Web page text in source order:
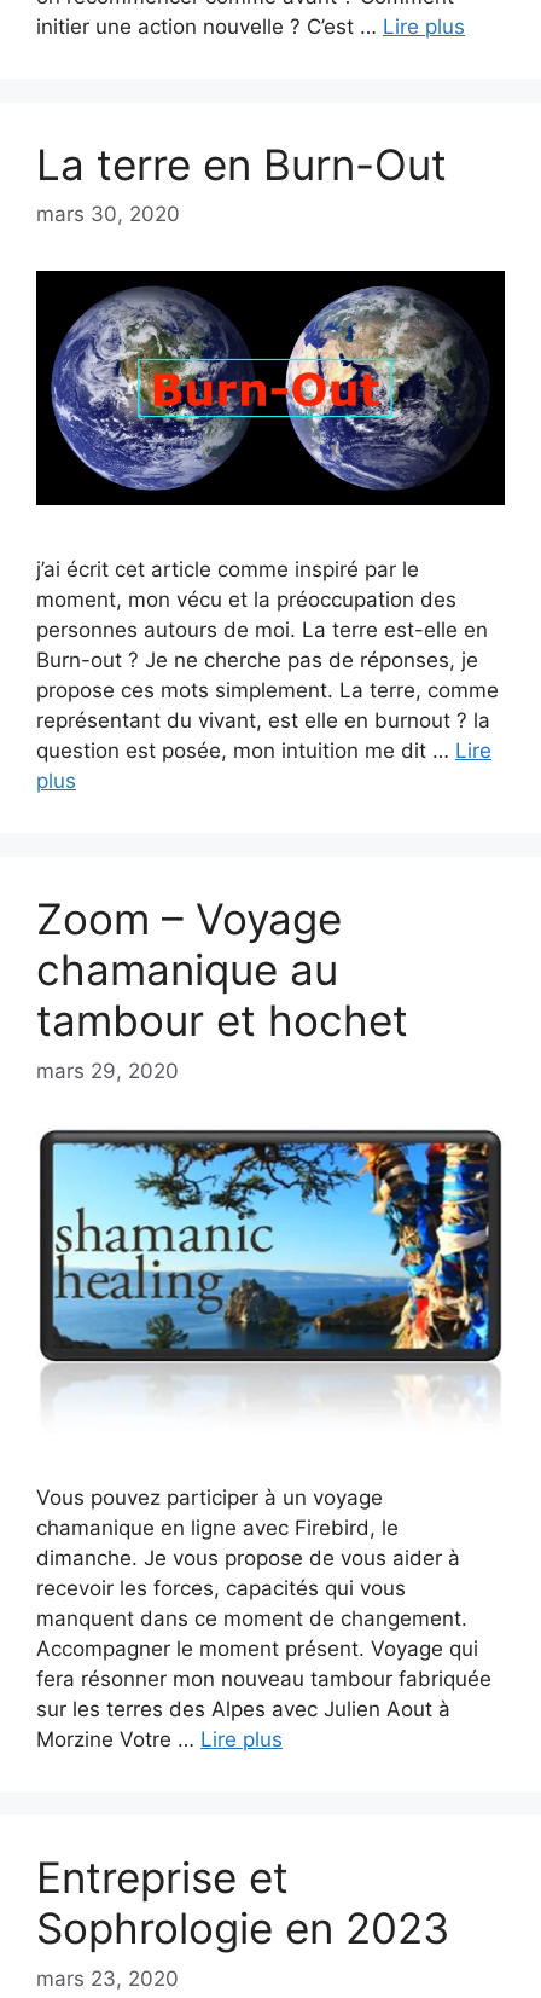
initier une action nouvelle ? C’est … Lire plus
La terre en Burn-Out
mars 30, 2020
j’ai écrit cet article comme inspiré par le
moment, mon vécu et la préoccupation des
personnes autours de moi. La terre est-elle en
Burn-out ? Je ne cherche pas de réponses, je
propose ces mots simplement. La terre, comme
représentant du vivant, est elle en burnout ? la
question est posée, mon intuition me dit … Lire
plus
Zoom – Voyage
chamanique au
tambour et hochet
mars 29, 2020
Vous pouvez participer à un voyage
chamanique en ligne avec Firebird, le
dimanche. Je vous propose de vous aider à
recevoir les forces, capacités qui vous
manquent dans ce moment de changement.
Accompagner le moment présent. Voyage qui
fera résonner mon nouveau tambour fabriquée
sur les terres des Alpes avec Julien Aout à
Morzine Votre … Lire plus
Entreprise et
Sophrologie en 2023
mars 23, 2020